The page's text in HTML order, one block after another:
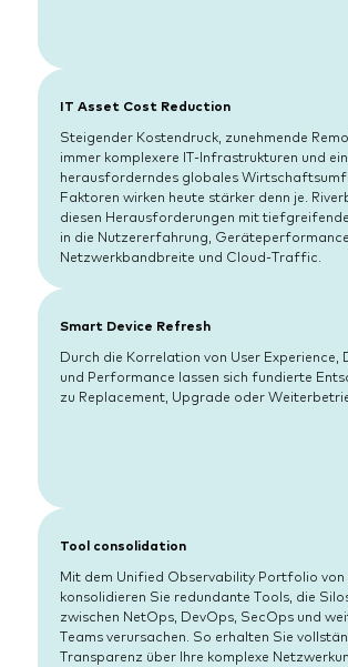
IT Asset Cost Reduction
Steigender Kostendruck, zunehmende
immer komplexere IT-Infrastrukturen und ein
herausforderndes globales
Faktoren wirken heute stärker denn je.
diesen Herausforderungen mit
in die Nutzererfahrung,
Netzwerkbandbreite und Cloud-Traffic.
Smart Device Refresh
Durch die Korrelation von User Experience,
und Performance lassen sich fundierte
zu Replacement, Upgrade oder
Tool consolidation
Mit dem Unified Observability Portfolio von
konsolidieren Sie redundante Tools, die
zwischen NetOps, DevOps, SecOps und
Teams verursachen. So erhalten Sie
Transparenz über Ihre komplexe